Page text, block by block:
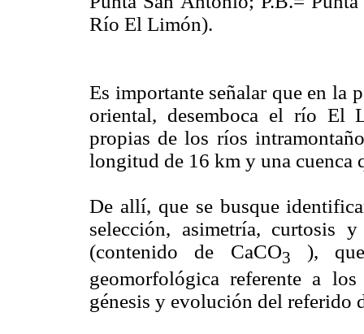
Río El Limón).
Es importante señalar que en la
oriental, desemboca el río El
propias de los ríos
longitud de 16 km y una cuenca
De allí, que se busque
selección, asimetría, curtosis
(contenido de CaCO3
), que
geomorfológica referente a
génesis y evolución del referido